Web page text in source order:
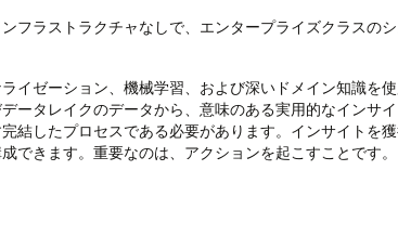
フラストラクチャなしで、エンタープライズクラスの
イゼーション、機械学習、および深いドメイン知識を
ータレイクのデータから、意味のある実用的なインサ
結したプロセスである必要があります。インサイトを
できます。重要なのは、アクションを起こすことです。